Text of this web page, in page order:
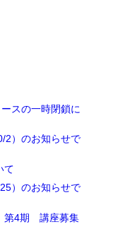
スの一時閉鎖に
2）のお知らせで
て
）のお知らせで
第4期 講座募集